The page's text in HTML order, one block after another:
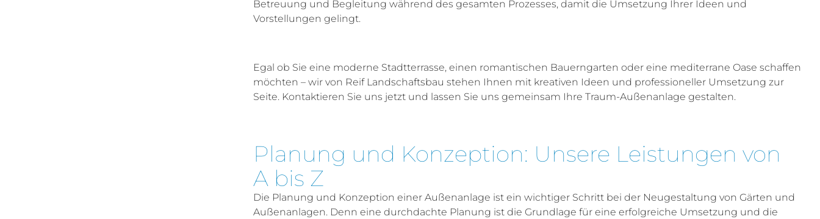
Betreuung und Begleitung während des gesamten Prozesses, damit die Umsetzung Ihrer Ideen und
Vorstellungen gelingt.
Egal ob Sie eine moderne Stadtterrasse, einen romantischen Bauerngarten oder eine mediterrane Oase schaffen
möchten – wir von Reif Landschaftsbau stehen Ihnen mit kreativen Ideen und professioneller Umsetzung zur
Seite. Kontaktieren Sie uns jetzt und lassen Sie uns gemeinsam Ihre Traum-Außenanlage gestalten.
Planung und Konzeption: Unsere Leistungen von
A bis Z
Die Planung und Konzeption einer Außenanlage ist ein wichtiger Schritt bei der Neugestaltung von Gärten und
Außenanlagen. Denn eine durchdachte Planung ist die Grundlage für eine erfolgreiche Umsetzung und die